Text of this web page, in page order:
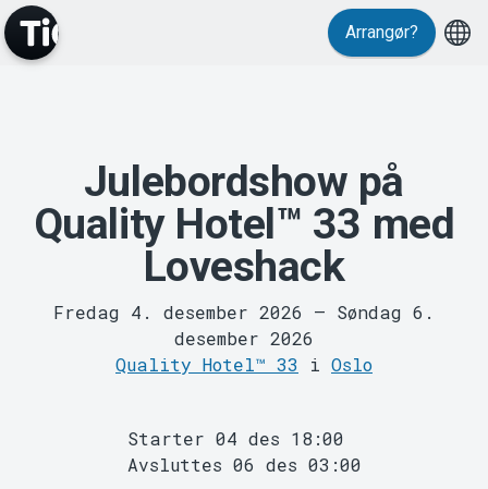
MyTickster
Arrangør?
Julebordshow på
Quality Hotel™ 33 med
Loveshack
Fredag 4. desember 2026 – Søndag 6.
desember 2026
Quality Hotel™ 33 i Oslo
Starter 04 des 18:00
Avsluttes 06 des 03:00